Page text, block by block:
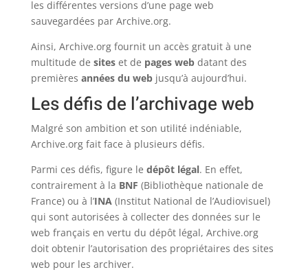
les différentes versions d’une page web
sauvegardées par Archive.org.
Ainsi, Archive.org fournit un accès gratuit à une
multitude de siteset de pages webdatant des
premières années du webjusqu’à aujourd’hui.
Les défis de l’archivage web
Malgré son ambition et son utilité indéniable,
Archive.org fait face à plusieurs défis.
Parmi ces défis, figure le dépôt légal. En effet,
contrairement à la BNF (Bibliothèque nationale de
France) ou à l’INA(Institut National de l’Audiovisuel)
qui sont autorisées à collecter des données sur le
web français en vertu du dépôt légal, Archive.org
doit obtenir l’autorisation des propriétaires des sites
web pour les archiver.